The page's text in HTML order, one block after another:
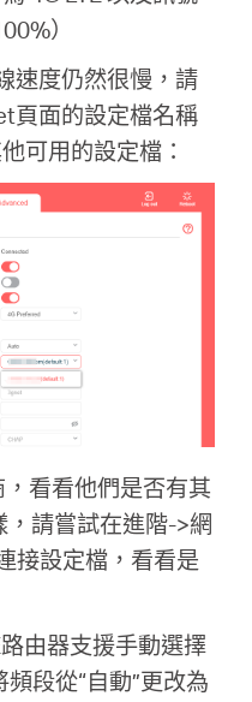
）
速度仍然很慢，請
頁面的設定檔名稱
可用的設定檔：
看看他們是否有其
請嘗試在進階->網
接設定檔，看看是
由器支援手動選擇
段從“自動”更改為